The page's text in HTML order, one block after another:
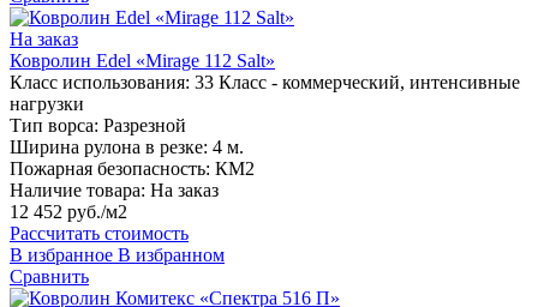
На заказ
Ковролин Edel «Mirage 112 Salt»
Класс использования: 33 Класс - коммерческий, интенсивные
нагрузки
Тип ворса: Разрезной
Ширина рулона в резке: 4 м.
Пожарная безопасность: КМ2
Наличие товара: На заказ
12 452 руб./м2
Рассчитать стоимость
В избранное В избранном
Сравнить